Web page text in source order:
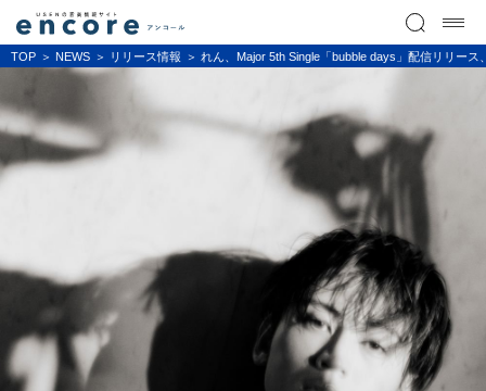
TOP NEWS リリース情報 れん、Major 5th Single「bubble days」配信リリー